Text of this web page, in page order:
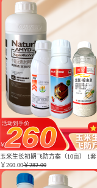
玉米生长初期飞防方案（10亩） 1套
￥260.00￥282.00